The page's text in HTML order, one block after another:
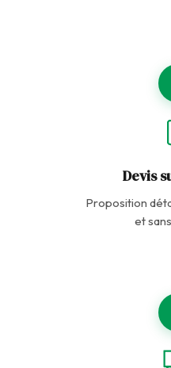
Devis
Proposition
et